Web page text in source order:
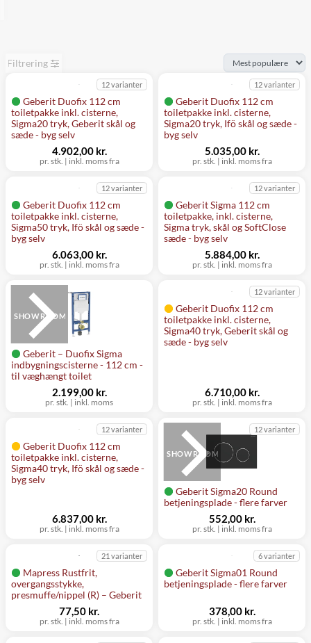
Filtrering
Geberit Duofix 112 cm
toiletpakke inkl. cisterne,
Sigma20 tryk, Geberit skål og
sæde - byg selv
12 varianter
pr. stk. | inkl. moms fra
4.902,00 kr.
Geberit Duofix 112 cm
toiletpakke inkl. cisterne,
Sigma20 tryk, Ifö skål og sæde -
byg selv
12 varianter
pr. stk. | inkl. moms fra
5.035,00 kr.
Geberit Duofix 112 cm
toiletpakke inkl. cisterne,
Sigma50 tryk, Ifö skål og sæde -
byg selv
12 varianter
pr. stk. | inkl. moms fra
6.063,00 kr.
Geberit Sigma 112 cm
toiletpakke, inkl. cisterne,
Sigma tryk, skål og SoftClose
sæde - byg selv
12 varianter
pr. stk. | inkl. moms fra
5.884,00 kr.
Geberit – Duofix Sigma
indbygningscisterne - 112 cm -
til væghængt toilet
SHOWROOM
pr. stk. | inkl. moms
2.199,00 kr.
Geberit Duofix 112 cm
toiletpakke inkl. cisterne,
Sigma40 tryk, Geberit skål og
sæde - byg selv
12 varianter
pr. stk. | inkl. moms fra
6.710,00 kr.
Geberit Duofix 112 cm
toiletpakke inkl. cisterne,
Sigma40 tryk, Ifö skål og sæde -
byg selv
12 varianter
pr. stk. | inkl. moms fra
6.837,00 kr.
Geberit Sigma20 Round
betjeningsplade - flere farver
12 varianter
SHOWROOM
pr. stk. | inkl. moms fra
552,00 kr.
Mapress Rustfrit,
overgangsstykke,
presmuffe/nippel (R) – Geberit
21 varianter
pr. stk. | inkl. moms fra
77,50 kr.
Geberit Sigma01 Round
betjeningsplade - flere farver
6 varianter
pr. stk. | inkl. moms fra
378,00 kr.